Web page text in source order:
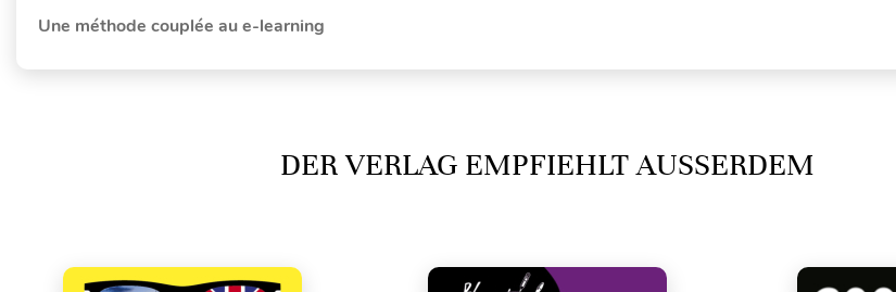
Une méthode couplée au e-learning
DER VERLAG EMPFIEHLT AUSSERDEM